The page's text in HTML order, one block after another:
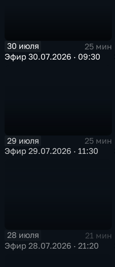
30 июля
25 мин
Эфир 30.07.2026 · 09:30
29 июля
25 мин
Эфир 29.07.2026 · 11:30
28 июля
21 мин
Эфир 28.07.2026 · 21:20